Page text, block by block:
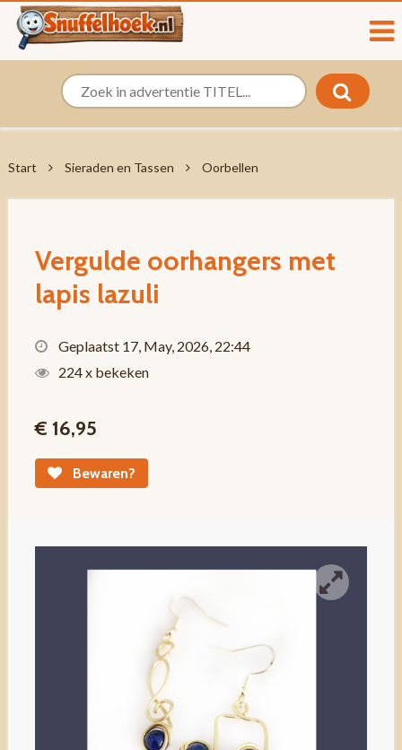
Start Sieraden en Tassen Oorbellen
Vergulde oorhangers met
lapis lazuli
Geplaatst 17, May, 2026, 22:44
224 x bekeken
€ 16,95
Bewaren?